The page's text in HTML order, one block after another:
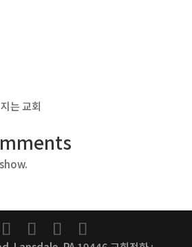
는 교회